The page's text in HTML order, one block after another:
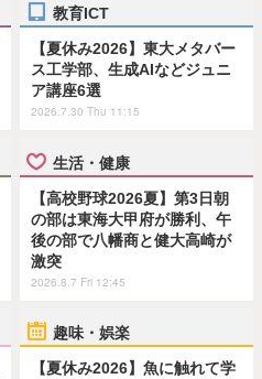
教育ICT
【夏休み2026】東大メタバー
ス工学部、生成AIなどジュニ
ア講座6選
2026.7.30 Thu 11:15
生活・健康
【高校野球2026夏】第3日朝
の部は東海大甲府が勝利、午
後の部で八幡商と健大高崎が
激突
2026.8.7 Fri 12:45
趣味・娯楽
【夏休み2026】魚に触れて学